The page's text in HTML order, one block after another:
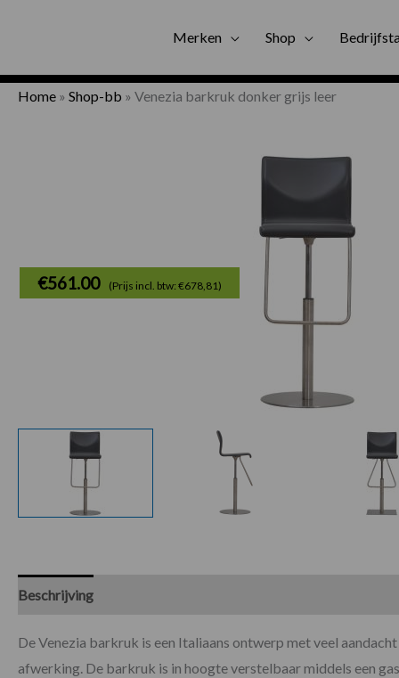
Merken Shop Gratis
Home » Shop-bb » Venezia barkruk donker grijs leer
€561.00 (Prijs incl. btw: €678,81)
Beschrijving
De Venezia barkruk is een Italiaans ontwerp met veel
afwerking. De barkruk is in hoogte verstelbaar middels een